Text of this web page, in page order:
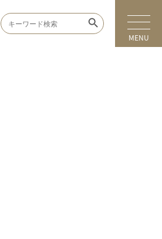
Search
for:
Search Button
MENU